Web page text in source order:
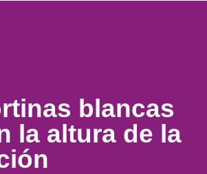
blancas
la altura de la